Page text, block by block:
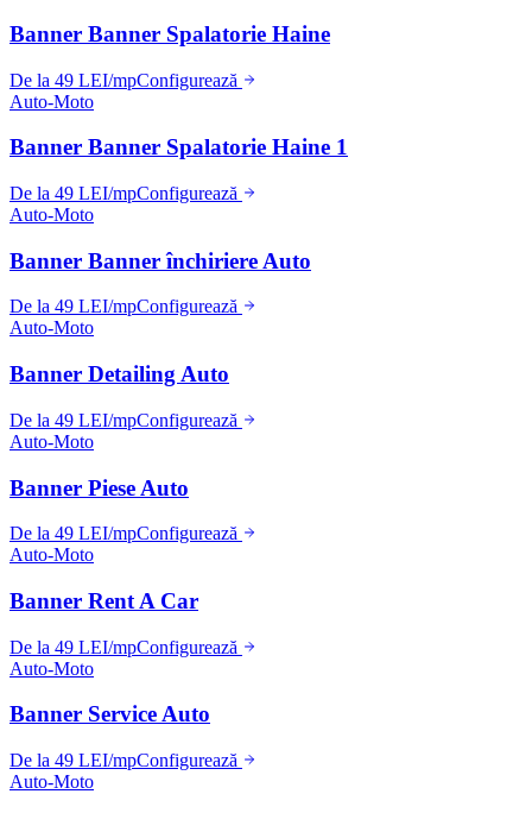
Banner Banner Spalatorie Haine
De la 49 LEI/mpConfigurează
Auto-Moto
Banner Banner Spalatorie Haine 1
De la 49 LEI/mpConfigurează
Auto-Moto
Banner Banner închiriere Auto
De la 49 LEI/mpConfigurează
Auto-Moto
Banner Detailing Auto
De la 49 LEI/mpConfigurează
Auto-Moto
Banner Piese Auto
De la 49 LEI/mpConfigurează
Auto-Moto
Banner Rent A Car
De la 49 LEI/mpConfigurează
Auto-Moto
Banner Service Auto
De la 49 LEI/mpConfigurează
Auto-Moto